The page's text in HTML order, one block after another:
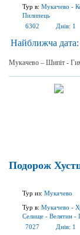
Тур в: Мукачево -
Пилипець
6302
Днів: 1
Найближча дата:
Мукачево – Шипіт -
Подорож
Тур из: Мукачево
Тур в: Мукачево -
Селище - Велятин -
7027
Днів: 1